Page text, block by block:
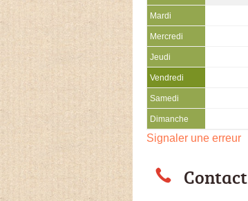
Mardi
Mercredi
Jeudi
Vendredi
Samedi
Dimanche
Signaler une erreur
Contact